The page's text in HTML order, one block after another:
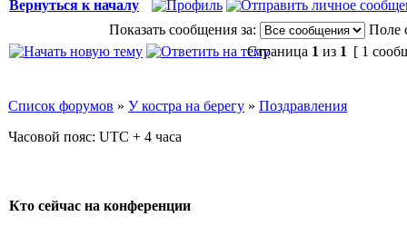
Вернуться к началу
Показать сообщения за:
Поле
Страница 1 из 1 [ 1
Список форумов » У костра на берегу » Поздравления
Часовой пояс: UTC + 4 часа
Кто сейчас на конференции